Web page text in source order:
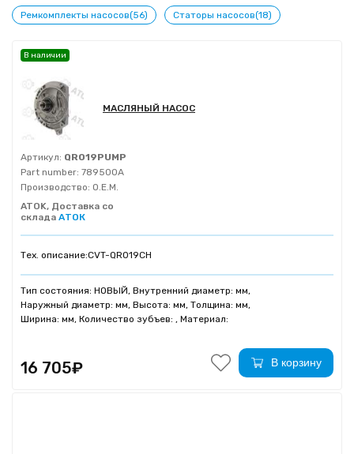
Ремкомплекты насосов(56) Статоры насосов(18)
МАСЛЯНЫЙ НАСОС
Артикул: QR019PUMP
Part number: 789500A
Производство: O.E.M.
ATOK, Доставка со
склада АТОК
Тех. описание:CVT-QR019CH
Тип состояния: НОВЫЙ, Внутренний диаметр: мм,
Наружный диаметр: мм, Высота: мм, Толщина: мм,
Ширина: мм, Количество зубъев: , Материал:
В наличии
16 705₽ В корзину